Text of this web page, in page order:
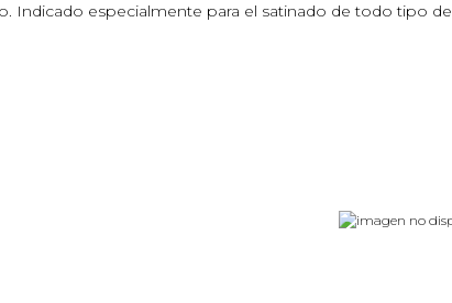
Indicado especialmente para el satinado de todo tipo de